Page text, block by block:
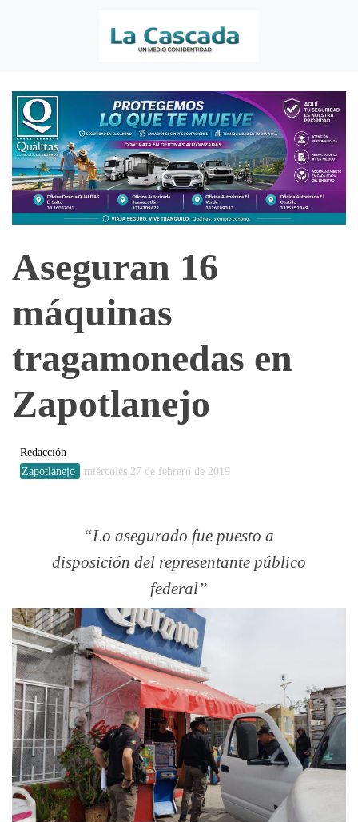
Aseguran 16
máquinas
tragamonedas en
Zapotlanejo
Redacción
Zapotlanejo
miércoles 27 de febrero de 2019
Lo asegurado fue puesto a
disposición del representante público
federal